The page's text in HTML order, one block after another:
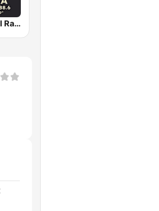
Busoga Royal Radio